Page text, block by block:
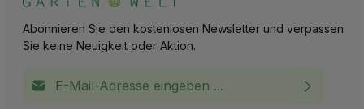
Abonnieren Sie den kostenlosen Newsletter und verpassen
Sie keine Neuigkeit oder Aktion.